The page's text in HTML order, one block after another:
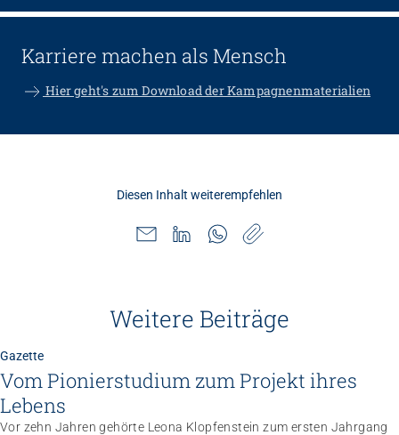
Karriere machen als Mensch
Hier geht's zum Download der Kampagnenmaterialien
Diesen Inhalt weiterempfehlen
Weitere Beiträge
Gazette
Vom Pionierstudium zum Projekt ihres
Lebens
Vor zehn Jahren gehörte Leona Klopfenstein zum ersten Jahrgang